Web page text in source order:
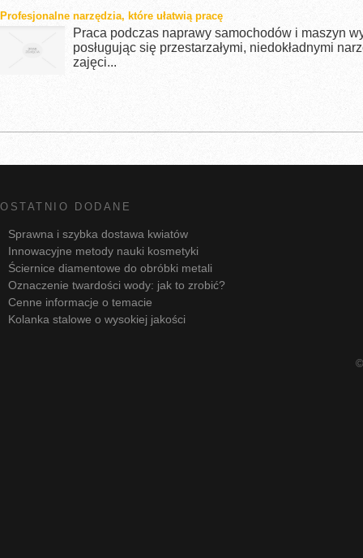
Profesjonalne narzędzia, które ułatwią pracę
Praca podczas naprawy samochodów i maszyn
posługując się przestarzałymi, niedokładnymi
zajęci...
OSTATNIO DODANE
Sprawna i szybka dostawa kwiatów
Innowacyjne metody nauki kosmetyki
Ściernice diamentowe do obróbki metali
Oznaczenie twardości wody: jak to zrobić?
Cenne informacje o temacie
Kolanka stalowe o wysokiej jakości